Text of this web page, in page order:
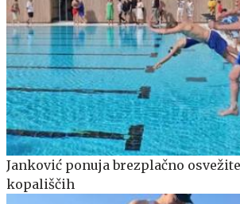
Janković ponuja brezplačno
kopališčih